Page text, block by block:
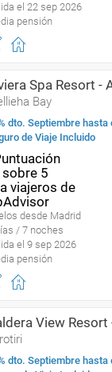
el 22 sep 2026
pensión
Spa Resort -
Bay
dto. Septiembre hasta
de Viaje Incluido
desde Madrid
/ 7 noches
el 9 sep 2026
pensión
View
dto. Septiembre hasta